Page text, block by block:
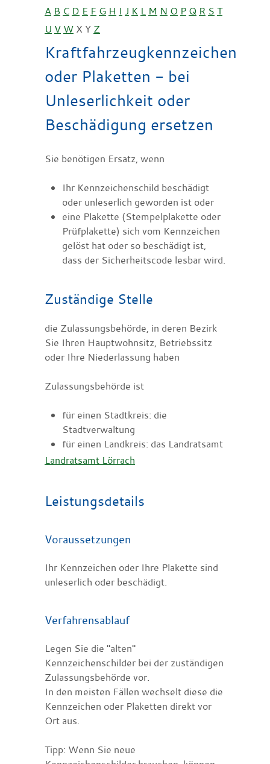
A B C D E F G H I J K L M N O P Q R S T
U V W X Y Z
Kraftfahrzeugkennzeichen
oder Plaketten - bei
Unleserlichkeit oder
Beschädigung ersetzen
Sie benötigen Ersatz, wenn
Ihr Kennzeichenschild beschädigt
oder unleserlich geworden ist oder
eine Plakette (Stempelplakette oder
Prüfplakette) sich vom Kennzeichen
gelöst hat oder so beschädigt ist,
dass der Sicherheitscode lesbar wird.
Zuständige Stelle
die Zulassungsbehörde, in deren Bezirk
Sie Ihren Hauptwohnsitz, Betriebssitz
oder Ihre Niederlassung haben
Zulassungsbehörde ist
für einen Stadtkreis: die
Stadtverwaltung
für einen Landkreis: das Landratsamt
Landratsamt Lörrach
Leistungsdetails
Voraussetzungen
Ihr Kennzeichen oder Ihre Plakette sind
unleserlich oder beschädigt.
Verfahrensablauf
Legen Sie die "alten"
Kennzeichenschilder bei der zuständigen
Zulassungsbehörde vor.
In den meisten Fällen wechselt diese die
Kennzeichen oder Plaketten direkt vor
Ort aus.
Tipp: Wenn Sie neue